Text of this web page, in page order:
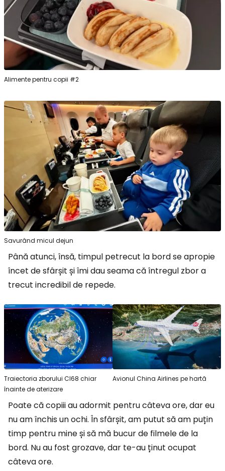
Alimente pentru copii #2
Savurând micul dejun
Până atunci, însă, timpul petrecut la bord se apropie
încet de sfârșit și îmi dau seama că întregul zbor a
trecut incredibil de repede.
Traiectoria zborului CI68 chiar
înainte de aterizare
Avionul China Airlines pe hartă
Poate că copiii au adormit pentru câteva ore, dar eu
nu am închis un ochi. În sfârșit, am putut să am puțin
timp pentru mine și să mă bucur de filmele de la
bord. Nu au fost grozave, dar te-au ținut ocupat
câteva ore.